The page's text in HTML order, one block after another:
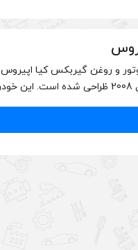
و روغن گیربکس کیا